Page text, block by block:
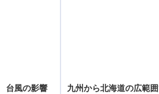
台風の影響
九州から北海道の広範